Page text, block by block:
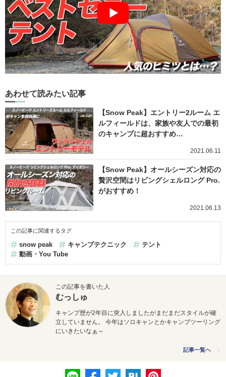
あわせて読みたい記事
【Snow Peak】エントリー2ルーム エ
ルフィールドは、家族や友人での最初
のキャンプに超おすすめ…
2021.06.11
【Snow Peak】オールシーズン対応の
贅沢空間はリビングシェルロング Pro.
がおすすめ！
2021.06.13
この記事に関連するタグ
snow peak キャンプテクニック
テント
動画・You Tube
この記事を書いた人
むっしゅ
キャンプ歴が2年目に突入しましたがまだまだスタイルが確
立していません。 今年はソロキャンとかキャンプツーリング
にいきたいなぁ～
記事一覧へ